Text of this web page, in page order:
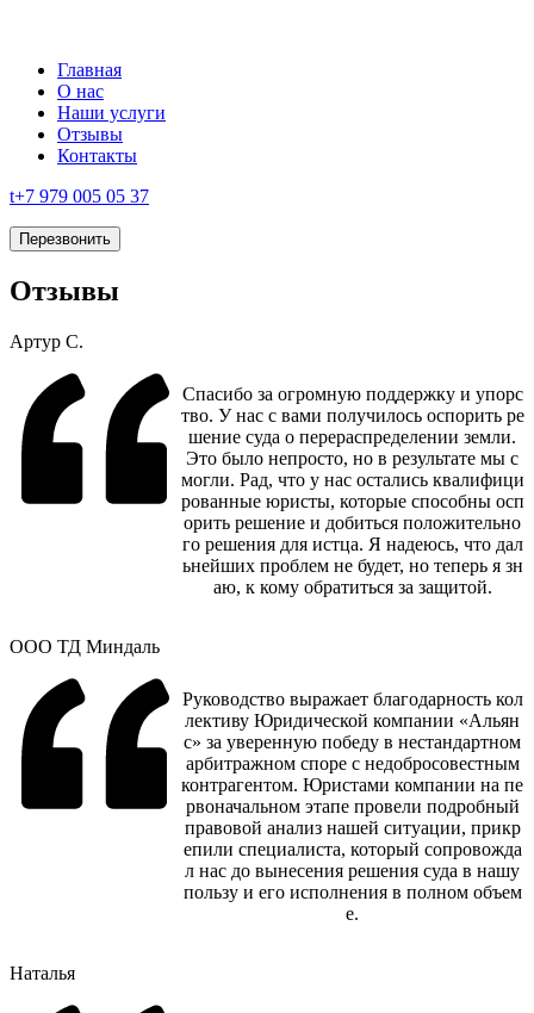
Главная
О нас
Наши услуги
Отзывы
Контакты
t+7 979 005 05 37
Перезвонить
Отзывы
Артур С.
Спасибо за огромную поддержку и упорс
тво. У нас с вами получилось оспорить ре
шение суда о перераспределении земли.
Это было непросто, но в результате мы с
могли. Рад, что у нас остались квалифици
рованные юристы, которые способны осп
орить решение и добиться положительно
го решения для истца. Я надеюсь, что дал
ьнейших проблем не будет, но теперь я зн
аю, к кому обратиться за защитой.
ООО ТД Миндаль
Руководство выражает благодарность кол
лективу Юридической компании «Альян
с» за уверенную победу в нестандартном
арбитражном споре с недобросовестным
контрагентом. Юристами компании на пе
рвоначальном этапе провели подробный
правовой анализ нашей ситуации, прикр
епили специалиста, который сопровожда
л нас до вынесения решения суда в нашу
пользу и его исполнения в полном объем
е.
Наталья